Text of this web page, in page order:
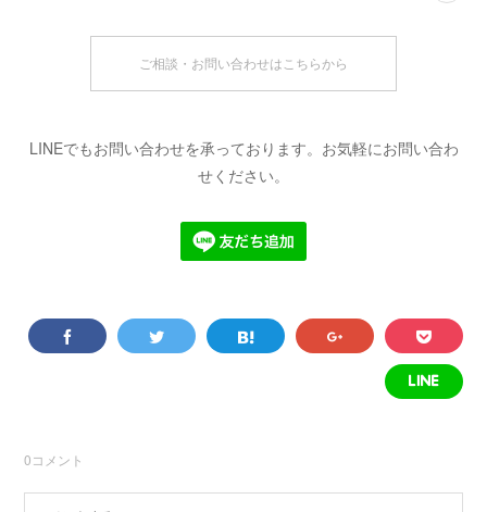
ご相談・お問い合わせはこちらから
LINEでもお問い合わせを承っております。お気軽にお問い合わ
せください。
0コメント